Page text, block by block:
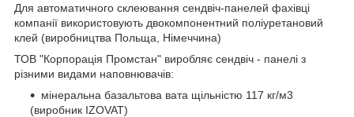
Для автоматичного склеювання сендвіч-панелей фахівці
компанії використовують двокомпонентний поліуретановий
клей (виробництва Польща, Німеччина)
ТОВ "Корпорація Промстан" виробляє сендвіч - панелі з
різними видами наповнювачів:
мінеральна базальтова вата щільністю 117 кг/м3
(виробник IZOVAT)